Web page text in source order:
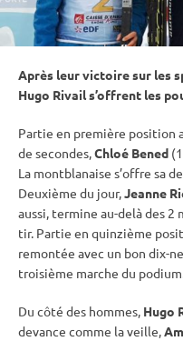
Après leur victoire sur les
Hugo Rivail s’offrent les
Partie en première position
de secondes,Chloé Bened
La montblanaise s’offre sa
Deuxième du jour,Jeanne
aussi, termine au-delà des 2
tir. Partie en quinzième
remontée avec un bon dix-
troisième marche du
Du côté des hommes, Hugo
devance comme la veille,